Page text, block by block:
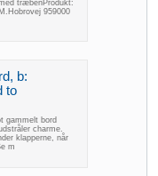
træbenProdukt:
959000
b:
to
gammelt bord
charme.
klapperne, når
m